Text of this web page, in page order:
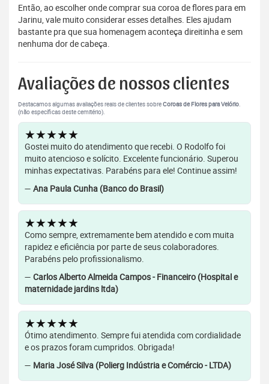
Então, ao escolher onde comprar sua coroa de flores para em
Jarinu, vale muito considerar esses detalhes. Eles ajudam
bastante pra que sua homenagem aconteça direitinha e sem
nenhuma dor de cabeça.
Avaliações de nossos clientes
Destacamos algumas avaliações reais de clientes sobreCoroas de Flores para Velório.
(não específicas deste cemitério).
★★★★★
Gostei muito do atendimento que recebi. O Rodolfo foi
muito atencioso e solícito. Excelente funcionário. Superou
minhas expectativas. Parabéns para ele! Continue assim!
— Ana Paula Cunha (Banco do Brasil)
★★★★★
Como sempre, extremamente bem atendido e com muita
rapidez e eficiência por parte de seus colaboradores.
Parabéns pelo profissionalismo.
— Carlos Alberto Almeida Campos - Financeiro (Hospital e
maternidade jardins ltda)
★★★★★
Ótimo atendimento. Sempre fui atendida com cordialidade
e os prazos foram cumpridos. Obrigada!
— Maria José Silva (Polierg Indústria e Comércio - LTDA)